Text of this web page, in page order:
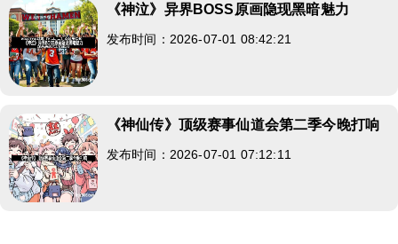
《神泣》异界BOSS原画隐现黑暗魅力
发布时间：2026-07-01 08:42:21
《神仙传》顶级赛事仙道会第二季今晚打响
发布时间：2026-07-01 07:12:11